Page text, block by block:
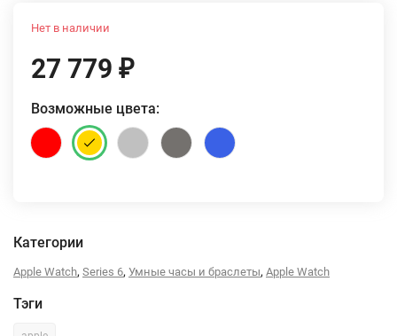
Нет в наличии
27 779 ₽
Возможные цвета:
Категории
Apple Watch, Series 6, Умные часы и браслеты, Apple Watch
Тэги